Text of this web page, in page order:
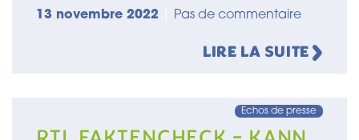
13 novembre 2022 Pas de commentaire
LIRE LA SUITE
Echos de presse